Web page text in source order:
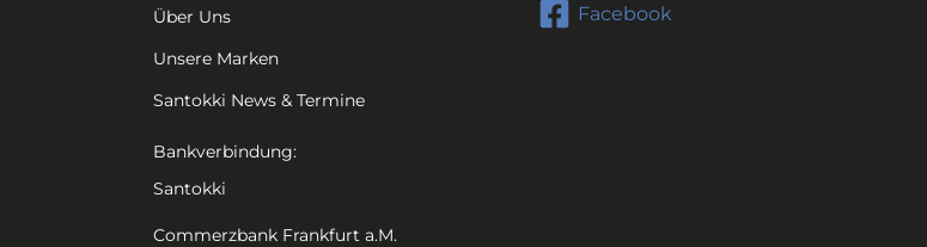
Über Uns
Unsere Marken
Santokki News & Termine
Bankverbindung:
Santokki
Commerzbank Frankfurt a.M.
Facebook